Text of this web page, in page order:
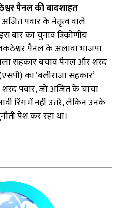
पैनल की बादशाहत
अजित पवार के नेतृत्व वाले
बार का चुनाव त्रिकोणीय
पैनल के अलावा भाजपा
सहकार बचाव पैनल और शरद
का ‘बलीराजा सहकार’
पवार, जो अजित के चाचा
रिंग में नहीं उतरे, लेकिन उनके
पेश कर रहा था।